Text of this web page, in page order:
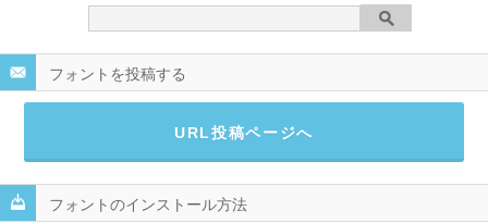
フォントを投稿する
URL投稿ページへ
フォントのインストール方法